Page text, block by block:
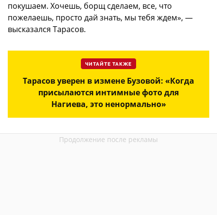
покушаем. Хочешь, борщ сделаем, все, что
пожелаешь, просто дай знать, мы тебя ждем», —
высказался Тарасов.
ЧИТАЙТЕ ТАКЖЕ
Тарасов уверен в измене Бузовой: «Когда
присылаются интимные фото для
Нагиева, это ненормально»